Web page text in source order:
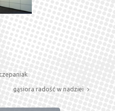
gąsiora radość w nadziei